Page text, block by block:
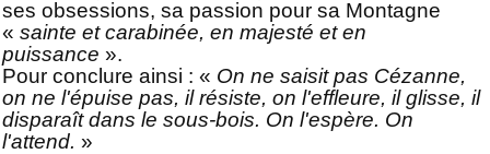
ses obsessions, sa passion pour sa Montagne
« sainte et carabinée, en majesté et en
puissance ».
Pour conclure ainsi : « On ne saisit pas Cézanne,
on ne l'épuise pas, il résiste, on l'effleure, il glisse, il
disparaît dans le sous-bois. On l'espère. On
l'attend. »